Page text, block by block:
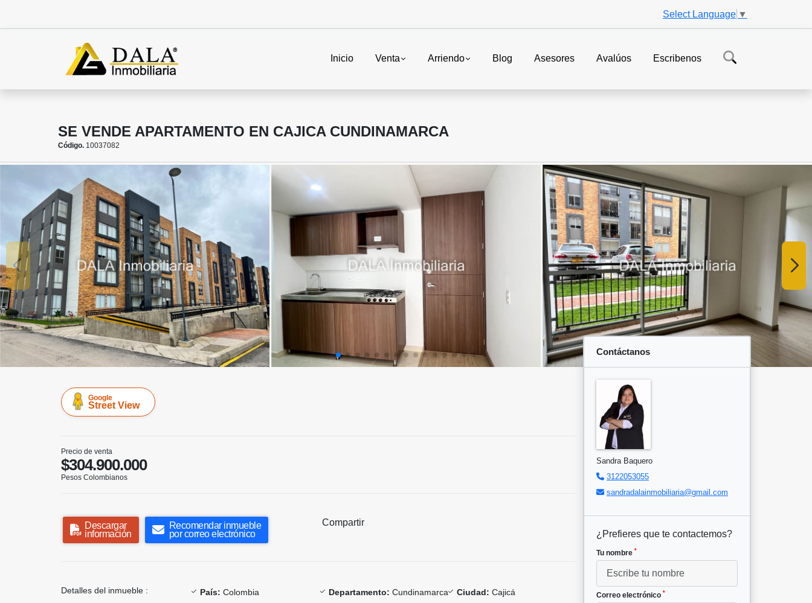
Select Language ▼
Inicio Venta Arriendo Blog Asesores Avalúos Escribenos
SE VENDE APARTAMENTO EN CAJICA CUNDINAMARCA
Código. 10037082
Google
Street View
Precio de venta
$304.900.000
Pesos Colombianos
Descargar
información
Recomendar inmueble
por correo electrónico
Compartir
Detalles del inmueble : País: Colombia Departamento: Cundinamarca Ciudad: Cajicá
Contáctanos
Sandra Baquero
3122053055
sandradalainmobiliaria@gmail.com
¿Prefieres que te contactemos?
Tu nombre *
Correo electrónico *